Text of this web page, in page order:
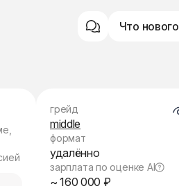
Что нового
грейд
middle
формат
удалённо
зарплата по оценке AI
~ 160 000 ₽